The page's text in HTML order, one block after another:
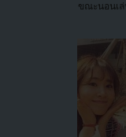
ขณะนอนเ